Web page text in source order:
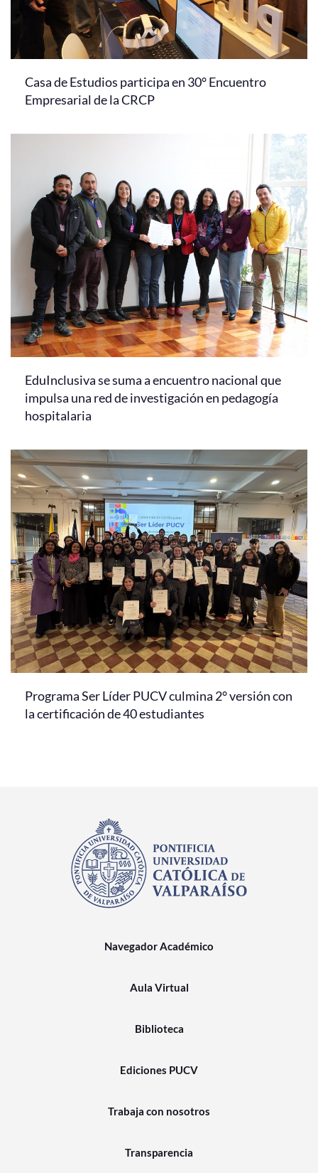
Casa de Estudios participa en 30° Encuentro
Empresarial de la CRCP
EduInclusiva se suma a encuentro nacional que
impulsa una red de investigación en pedagogía
hospitalaria
Programa Ser Líder PUCV culmina 2° versión con
la certificación de 40 estudiantes
Navegador Académico
Aula Virtual
Biblioteca
Ediciones PUCV
Trabaja con nosotros
Transparencia